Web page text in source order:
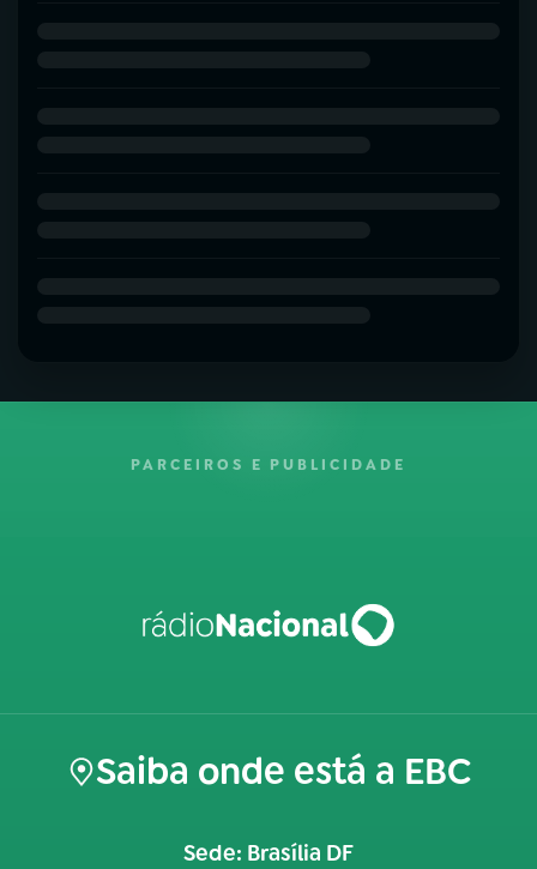
PARCEIROS E PUBLICIDADE
Saiba onde está a EBC
Sede: Brasília DF